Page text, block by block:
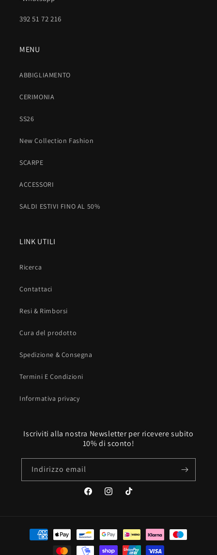
392 51 72 216
MENU
ABBIGLIAMENTO
CERIMONIA
SS26
New Collection Fashion
SCARPE
ACCESSORI
SALDI ESTIVI FINO AL 50%
LINK UTILI
Ricerca
Contattaci
Resi & Rimborsi
Cura del prodotto
Spedizione & Consegna
Termini E Condizioni
Informativa privacy
Iscriviti alla nostra Newsletter per ricevere subito
10% di sconto!
Indirizzo email
FacebookInstagramTikTok
Metodi